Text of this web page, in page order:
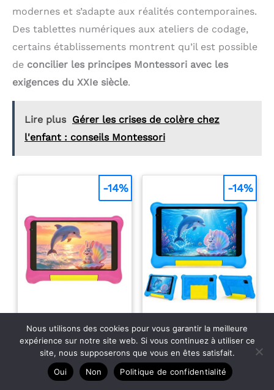
modernes et s’adapte aux réalités contemporaines.
Des tablettes numériques aux ateliers de codage,
certains établissements montrent qu’il est possible
de concilier les principes Montessori avec les
exigences du XXIe siècle.
Lire plus Gérer les crises de colère chez
l'enfant : conseils Montessori
MUTSAY Tablette
Enfants 7 Pouces
Android Tablette
-14%
MUTSAY Tablette
Enfants 7 Pouces
Android Tablette
-14%
Nous utilisons des cookies pour vous garantir la meilleure
expérience sur notre site web. Si vous continuez à utiliser ce
site, nous supposerons que vous en êtes satisfait.
Oui
Non Politique de confidentialité